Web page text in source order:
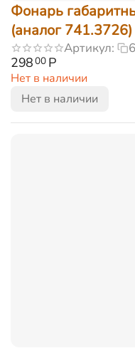
Фонарь
(аналог 741.3726)
Артикул:
29800 Р
Нет в наличии
Нет в наличии